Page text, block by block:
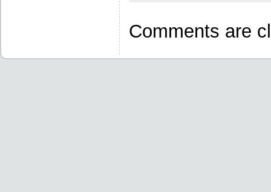
Comments are